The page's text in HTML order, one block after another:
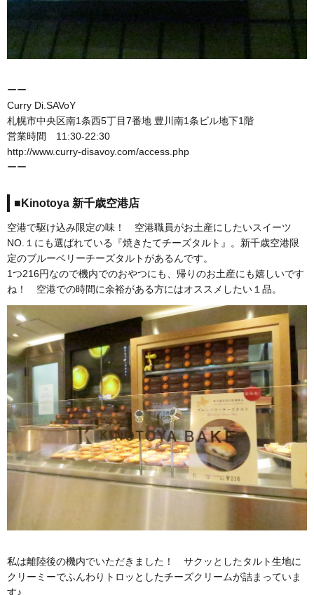
ーー
Curry Di.SAVoY
札幌市中央区南1条西5丁目7番地 豊川南1条ビル地下1階
営業時間 11:30-22:30
http://www.curry-disavoy.com/access.php
ーー
■Kinotoya 新千歳空港店
空港で駆け込み限定の味！ 空港職員がお土産にしたいスイーツ
NO.１にも選ばれている『焼きたてチーズタルト』。新千歳空港限
定のブルーベリーチーズタルトがあるんです。
1つ216円なので機内でのおやつにも、帰りのお土産にも嬉しいです
ね！ 空港での時間に余裕がある方にはオススメしたい１品。
私は離陸後の機内でいただきました！ サクッとしたタルト生地に
クリーミーでふんわりトロッとしたチーズクリームが詰まっていま
す♪